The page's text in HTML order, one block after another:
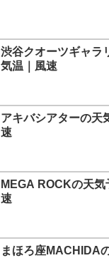
渋谷クオーツギャラ
気温｜風速
アキバシアターの天
速
MEGA ROCKの天
速
まほろ座MACHIDA